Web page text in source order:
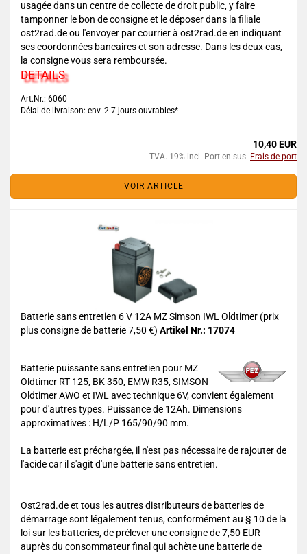
usagée dans un centre de collecte de droit public, y faire
tamponner le bon de consigne et le déposer dans la filiale
ost2rad.de ou l'envoyer par courrier à ost2rad.de en indiquant
ses coordonnées bancaires et son adresse. Dans les deux cas,
la consigne vous sera remboursée.
DETAILS
Art.Nr.: 6060
Délai de livraison: env. 2-7 jours ouvrables*
10,40 EUR
TVA. 19% incl. Port en sus. Frais de port
VOIR ARTICLE
Batterie sans entretien 6 V 12A MZ Simson IWL Oldtimer (prix
plus consigne de batterie 7,50 €) Artikel Nr.: 17074
Batterie puissante sans entretien pour MZ
Oldtimer RT 125, BK 350, EMW R35, SIMSON
Oldtimer AWO et IWL avec technique 6V, convient également
pour d'autres types. Puissance de 12Ah. Dimensions
approximatives : H/L/P 165/90/90 mm.
La batterie est préchargée, il n'est pas nécessaire de rajouter de
l'acide car il s'agit d'une batterie sans entretien.
Ost2rad.de et tous les autres distributeurs de batteries de
démarrage sont légalement tenus, conformément au § 10 de la
loi sur les batteries, de prélever une consigne de 7,50 EUR
auprès du consommateur final qui achète une batterie de